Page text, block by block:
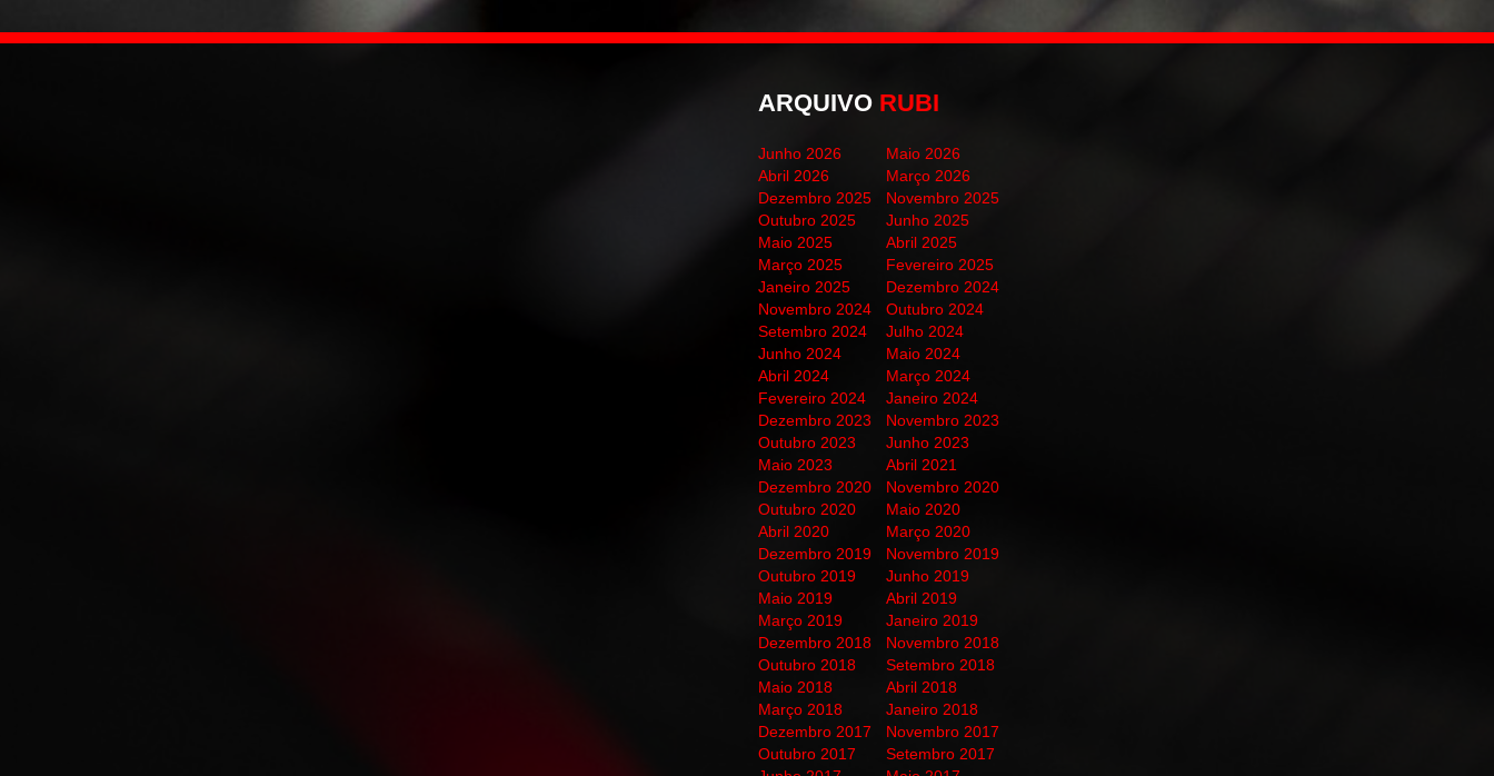
ARQUIVO RUBI
Junho 2026
Maio 2026
Abril 2026
Março 2026
Dezembro 2025
Novembro 2025
Outubro 2025
Junho 2025
Maio 2025
Abril 2025
Março 2025
Fevereiro 2025
Janeiro 2025
Dezembro 2024
Novembro 2024
Outubro 2024
Setembro 2024
Julho 2024
Junho 2024
Maio 2024
Abril 2024
Março 2024
Fevereiro 2024
Janeiro 2024
Dezembro 2023
Novembro 2023
Outubro 2023
Junho 2023
Maio 2023
Abril 2021
Dezembro 2020
Novembro 2020
Outubro 2020
Maio 2020
Abril 2020
Março 2020
Dezembro 2019
Novembro 2019
Outubro 2019
Junho 2019
Maio 2019
Abril 2019
Março 2019
Janeiro 2019
Dezembro 2018
Novembro 2018
Outubro 2018
Setembro 2018
Maio 2018
Abril 2018
Março 2018
Janeiro 2018
Dezembro 2017
Novembro 2017
Outubro 2017
Setembro 2017